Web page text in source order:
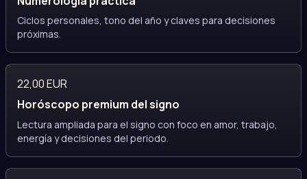
Ciclos personales, tono del año y claves para decisiones
próximas.
22,00 EUR
Horóscopo premium del signo
Lectura ampliada para el signo con foco en amor, trabajo,
energía y decisiones del periodo.